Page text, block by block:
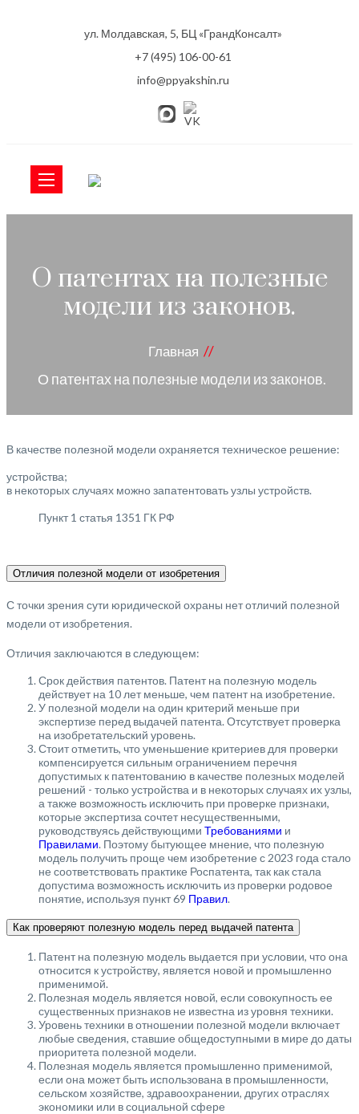
ул. Молдавская, 5, БЦ «ГрандКонсалт»
+7 (495) 106-00-61
info@ppyakshin.ru
О патентах на полезные
модели из законов.
Главная
О патентах на полезные модели из законов.
В качестве полезной модели охраняется техническое решение:
устройства;
в некоторых случаях можно запатентовать узлы устройств.
Пункт 1 статья 1351 ГК РФ
Отличия полезной модели от изобретения
С точки зрения сути юридической охраны нет отличий полезной
модели от изобретения.
Отличия заключаются в следующем:
Срок действия патентов. Патент на полезную модель
действует на 10 лет меньше, чем патент на изобретение.
У полезной модели на один критерий меньше при
экспертизе перед выдачей патента. Отсутствует проверка
на изобретательский уровень.
Стоит отметить, что уменьшение критериев для проверки
компенсируется сильным ограничением перечня
допустимых к патентованию в качестве полезных моделей
решений - только устройства и в некоторых случаях их узлы,
а также возможность исключить при проверке признаки,
которые экспертиза сочтет несущественными,
руководствуясь действующими Требованиями и
Правилами. Поэтому бытующее мнение, что полезную
модель получить проще чем изобретение с 2023 года стало
не соответствовать практике Роспатента, так как стала
допустима возможность исключить из проверки родовое
понятие, используя пункт 69 Правил.
Как проверяют полезную модель перед выдачей патента
Патент на полезную модель выдается при условии, что она
относится к устройству, является новой и промышленно
применимой.
Полезная модель является новой, если совокупность ее
существенных признаков не известна из уровня техники.
Уровень техники в отношении полезной модели включает
любые сведения, ставшие общедоступными в мире до даты
приоритета полезной модели.
Полезная модель является промышленно применимой,
если она может быть использована в промышленности,
сельском хозяйстве, здравоохранении, других отраслях
экономики или в социальной сфере